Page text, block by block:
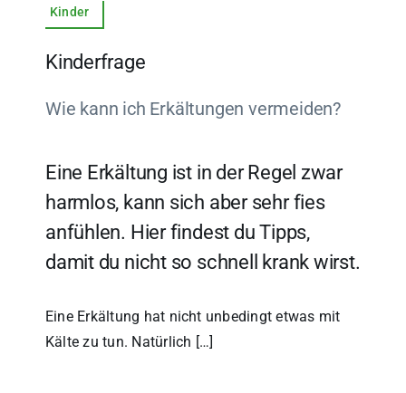
Kinder
Kinderfrage
Wie kann ich Erkältungen vermeiden?
Eine Erkältung ist in der Regel zwar
harmlos, kann sich aber sehr fies
anfühlen. Hier findest du Tipps,
damit du nicht so schnell krank wirst.
Eine Erkältung hat nicht unbedingt etwas mit
Kälte zu tun. Natürlich […]